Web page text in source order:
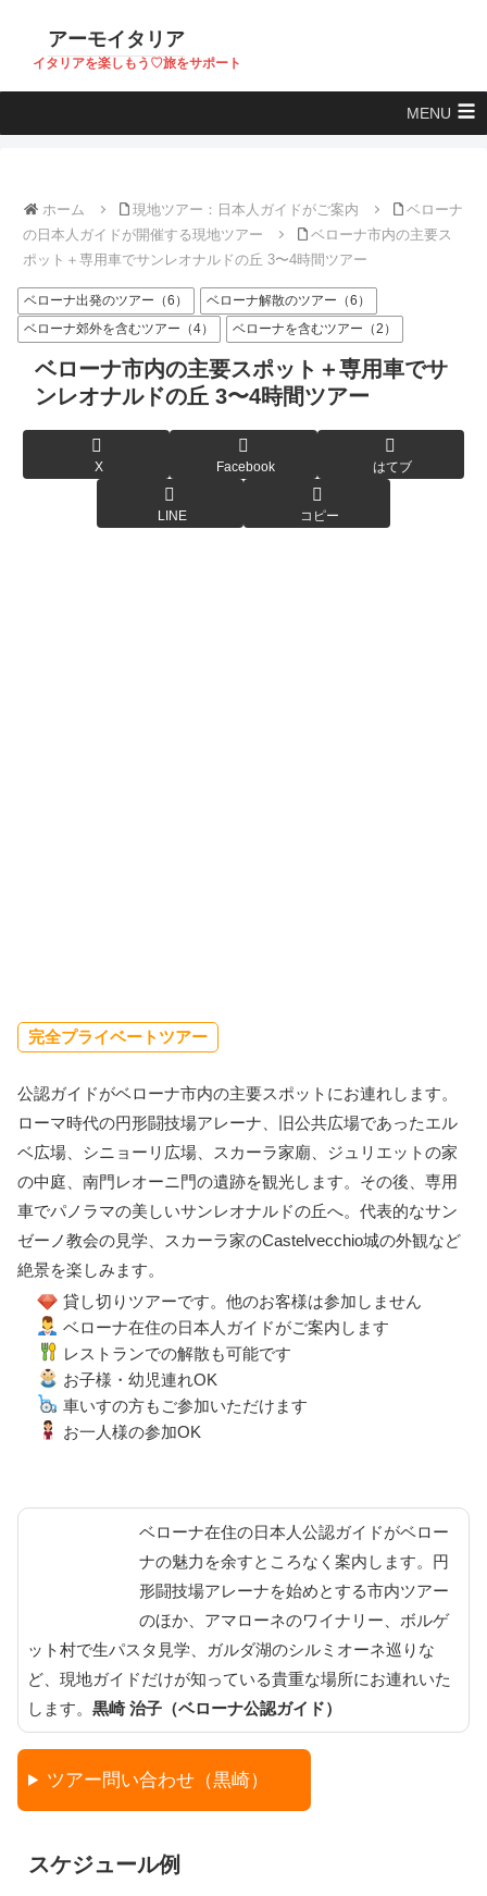
アーモイタリア
イタリアを楽しもう♡旅をサポート
MENU
ホーム 現地ツアー：日本人ガイドがご案内
ベローナ
の日本人ガイドが開催する現地ツアー
ベローナ市内の主要ス
ポット＋専用車でサンレオナルドの丘 3〜4時間ツアー
ベローナ出発のツアー（6）
ベローナ解散のツアー（6）
ベローナ郊外を含むツアー（4）
ベローナを含むツアー（2）
ベローナ市内の主要スポット＋専用車でサ
ンレオナルドの丘 3〜4時間ツアー
X Facebook はてブ
LINE コピー
完全プライベートツアー
公認ガイドがベローナ市内の主要スポットにお連れします。
ローマ時代の円形闘技場アレーナ、旧公共広場であったエル
ベ広場、シニョーリ広場、スカーラ家廟、ジュリエットの家
の中庭、南門レオーニ門の遺跡を観光します。その後、専用
車でパノラマの美しいサンレオナルドの丘へ。代表的なサン
ゼーノ教会の見学、スカーラ家のCastelvecchio城の外観など
絶景を楽しみます。
貸し切りツアーです。他のお客様は参加しません
ベローナ在住の日本人ガイドがご案内します
レストランでの解散も可能です
お子様・幼児連れOK
車いすの方もご参加いただけます
お一人様の参加OK
ベローナ在住の日本人公認ガイドがベロー
ナの魅力を余すところなく案内します。円
形闘技場アレーナを始めとする市内ツアー
のほか、アマローネのワイナリー、ボルゲ
ット村で生パスタ見学、ガルダ湖のシルミオーネ巡りな
ど、現地ガイドだけが知っている貴重な場所にお連れいた
します。 黒崎 治子（ベローナ公認ガイド）
ツアー問い合わせ（黒崎）
スケジュール例